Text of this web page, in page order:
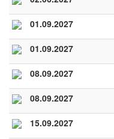
01.09.2027
01.09.2027
08.09.2027
08.09.2027
15.09.2027